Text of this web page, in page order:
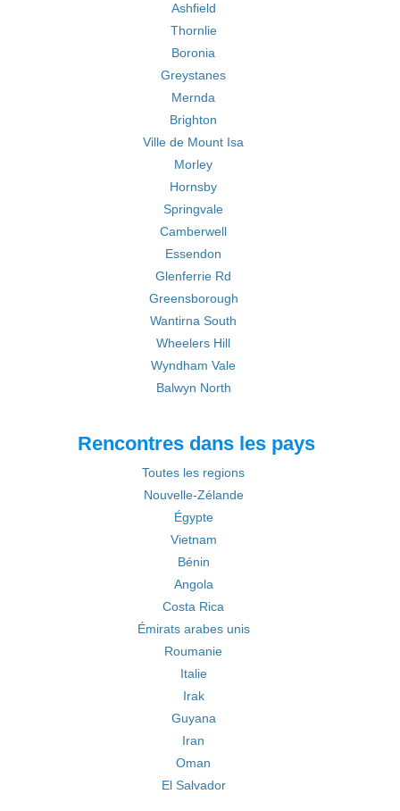
Ashfield
Thornlie
Boronia
Greystanes
Mernda
Brighton
Ville de Mount Isa
Morley
Hornsby
Springvale
Camberwell
Essendon
Glenferrie Rd
Greensborough
Wantirna South
Wheelers Hill
Wyndham Vale
Balwyn North
Rencontres dans les pays
Toutes les regions
Nouvelle-Zélande
Égypte
Vietnam
Bénin
Angola
Costa Rica
Émirats arabes unis
Roumanie
Italie
Irak
Guyana
Iran
Oman
El Salvador